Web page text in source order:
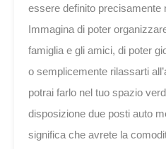
essere definito precisamente
Immagina di poter
famiglia e gli amici, di poter
o semplicemente rilassarti
potrai farlo nel tuo spazio
disposizione due posti auto
significa che avrete la